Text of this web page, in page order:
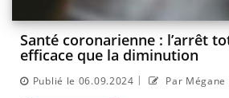
Santé coronarienne : l’arrêt
efficace que la diminution
Publié le 06.09.2024 | Par Mégane